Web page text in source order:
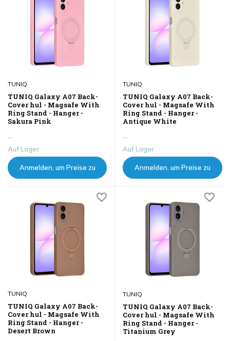
TUNIQ
TUNIQ Galaxy A07 Back-
Cover hul - Magsafe With
Ring Stand - Hanger -
Sakura Pink
Auf Lager
Anmelden, um Preise zu
TUNIQ
TUNIQ Galaxy A07 Back-
Cover hul - Magsafe With
Ring Stand - Hanger -
Antique White
...
Auf Lager
Anmelden, um Preise zu
TUNIQ
TUNIQ Galaxy A07 Back-
Cover hul - Magsafe With
Ring Stand - Hanger -
Desert Brown
TUNIQ
TUNIQ Galaxy A07 Back-
Cover hul - Magsafe With
Ring Stand - Hanger -
Titanium Grey